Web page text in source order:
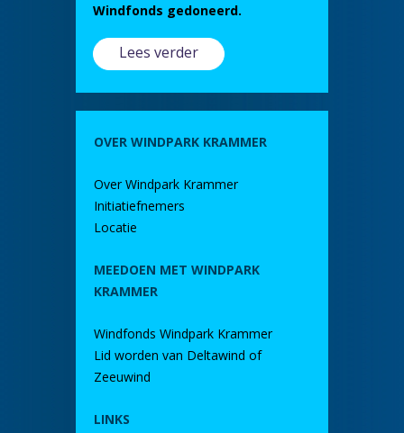
Windfonds gedoneerd.
Lees verder
OVER WINDPARK KRAMMER
Over Windpark Krammer
Initiatiefnemers
Locatie
MEEDOEN MET WINDPARK
KRAMMER
Windfonds Windpark Krammer
Lid worden van Deltawind of
Zeeuwind
LINKS